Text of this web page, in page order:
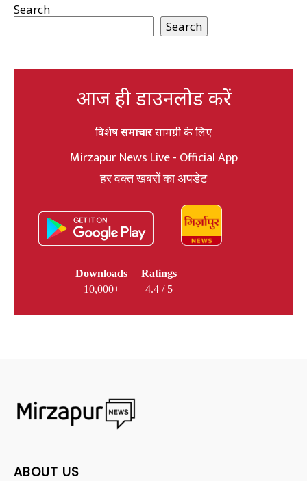
Search
Search
आज ही डाउनलोड करें
विशेषसमाचारसामग्री के लिए
Mirzapur News Live - Official App
हर वक्त खबरों का अपडेट
Downloads
10,000+
Ratings
4.4 / 5
ABOUT US